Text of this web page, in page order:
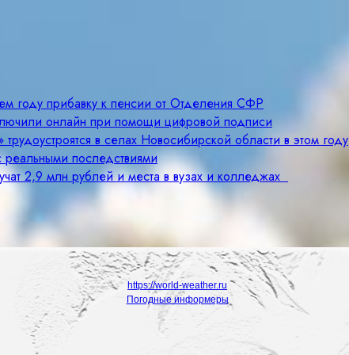
году прибавку к пенсии от Отделения СФР
онлайн при помощи цифровой подписи
в селах Новосибирской области в этом году
последствиями
2,9 млн рублей и места в вузах и колледжах
https://world-weather.ru
Погодные информеры